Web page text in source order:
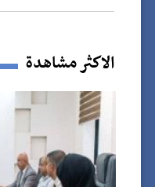
الاكثر مشاهدة